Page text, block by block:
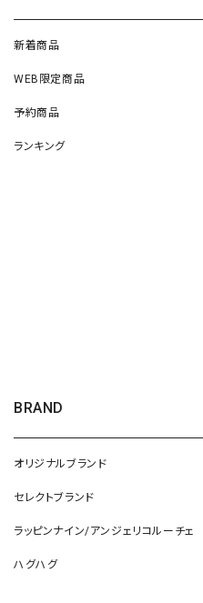
新着商品
WEB限定商品
予約商品
ランキング
BRAND
オリジナルブランド
セレクトブランド
ラッピンナイン/アンジェリコルーチェ
ハグハグ